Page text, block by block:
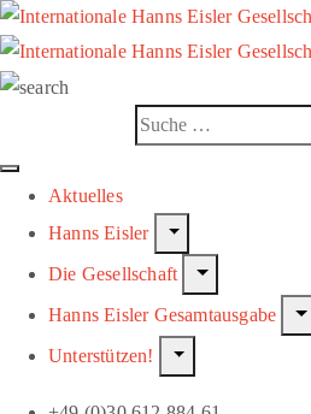
Aktuelles
Hanns Eisler
Die Gesellschaft
Hanns Eisler Gesamtausgabe
Unterstützen!